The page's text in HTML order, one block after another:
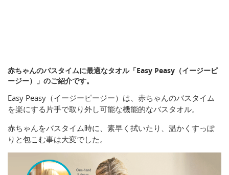
赤ちゃんのバスタイムに最適なタオル「Easy Peasy（イージーピ
ージー）」のご紹介です。
Easy Peasy（イージーピージー）は、赤ちゃんのバスタイム
を楽にする片手で取り外し可能な機能的なバスタオル。
赤ちゃんをバスタイム時に、素早く拭いたり、温かくすっぽ
りと包こむ事は大変でした。